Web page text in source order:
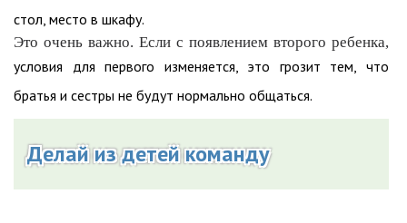
стол, место в шкафу.
Это очень важно. Если с появлением второго ребенка,
условия для первого изменяется, это грозит тем, что
братья и сестры не будут нормально общаться.
Делай из детей команду